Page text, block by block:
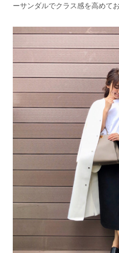
ーサンダルでクラス感を高めて